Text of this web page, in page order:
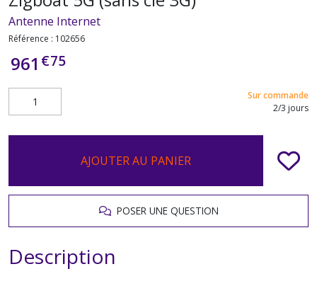
Antenne Internet
Référence : 102656
961 €75
Sur commande
2/3 jours
AJOUTER AU PANIER
POSER UNE QUESTION
Description